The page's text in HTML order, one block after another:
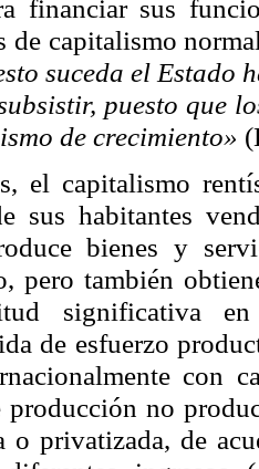
financiar sus
de capitalismo
suceda el Estado
puesto que
de crecimiento»
el capitalismo
sus habitantes
bienes y
pero también
significativa
de esfuerzo
con
producción no
o privatizada, de